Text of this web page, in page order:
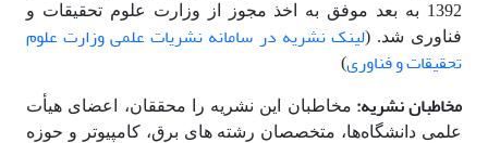
1392 به بعد موفق به اخذ مجوز از وزارت علوم تحقیقات و
فناوری شد. (لینک نشریه در سامانه نشریات علمی وزارت علوم
تحقیقات و فناوری)
مخاطبان نشریه: مخاطبان این نشریه را محققان، اعضای هیأت
علمی دانشگاه‌ها، متخصصان رشته های برق، کامپیوتر و حوزه